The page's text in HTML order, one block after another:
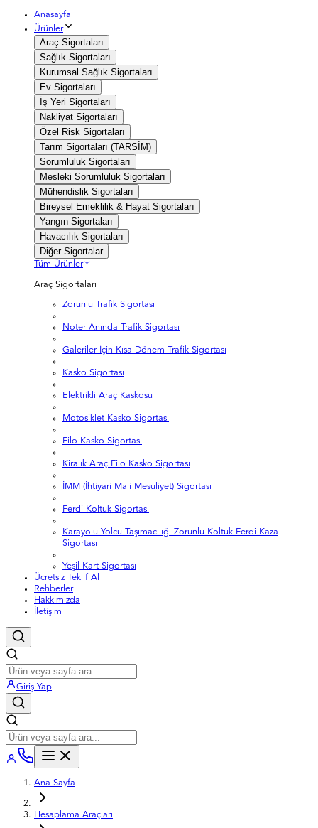
Anasayfa
Ürünler
Araç Sigortaları
Sağlık Sigortaları
Kurumsal Sağlık Sigortaları
Ev Sigortaları
İş Yeri Sigortaları
Nakliyat Sigortaları
Özel Risk Sigortaları
Tarım Sigortaları (TARSİM)
Sorumluluk Sigortaları
Mesleki Sorumluluk Sigortaları
Mühendislik Sigortaları
Bireysel Emeklilik & Hayat Sigortaları
Yangın Sigortaları
Havacılık Sigortaları
Diğer Sigortalar
Tüm Ürünler
Araç Sigortaları
Zorunlu Trafik Sigortası
Noter Anında Trafik Sigortası
Galeriler İçin Kısa Dönem Trafik Sigortası
Kasko Sigortası
Elektrikli Araç Kaskosu
Motosiklet Kasko Sigortası
Filo Kasko Sigortası
Kiralık Araç Filo Kasko Sigortası
İMM (İhtiyari Mali Mesuliyet) Sigortası
Ferdi Koltuk Sigortası
Karayolu Yolcu Taşımacılığı Zorunlu Koltuk Ferdi Kaza
Sigortası
Yeşil Kart Sigortası
Ücretsiz Teklif Al
Rehberler
Hakkımızda
İletişim
Giriş Yap
Ana Sayfa
Hesaplama Araçları